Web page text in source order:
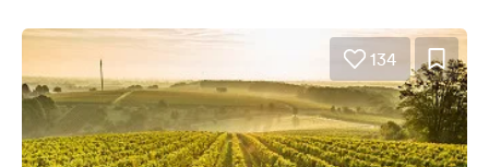
134